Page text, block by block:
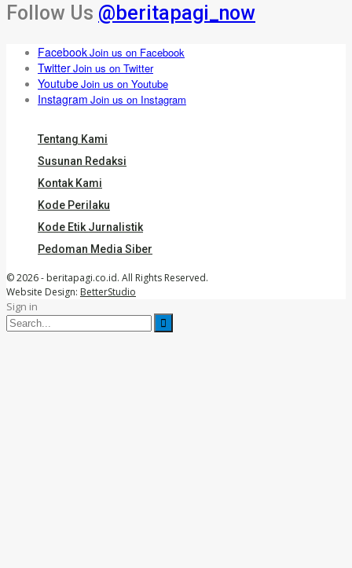
Follow Us @beritapagi_now
FacebookJoin us on Facebook
TwitterJoin us on Twitter
YoutubeJoin us on Youtube
Instagram Join us on Instagram
Tentang Kami
Susunan Redaksi
Kontak Kami
Kode Perilaku
Kode Etik Jurnalistik
Pedoman Media Siber
© 2026 - beritapagi.co.id. All Rights Reserved.
Website Design: BetterStudio
Sign in